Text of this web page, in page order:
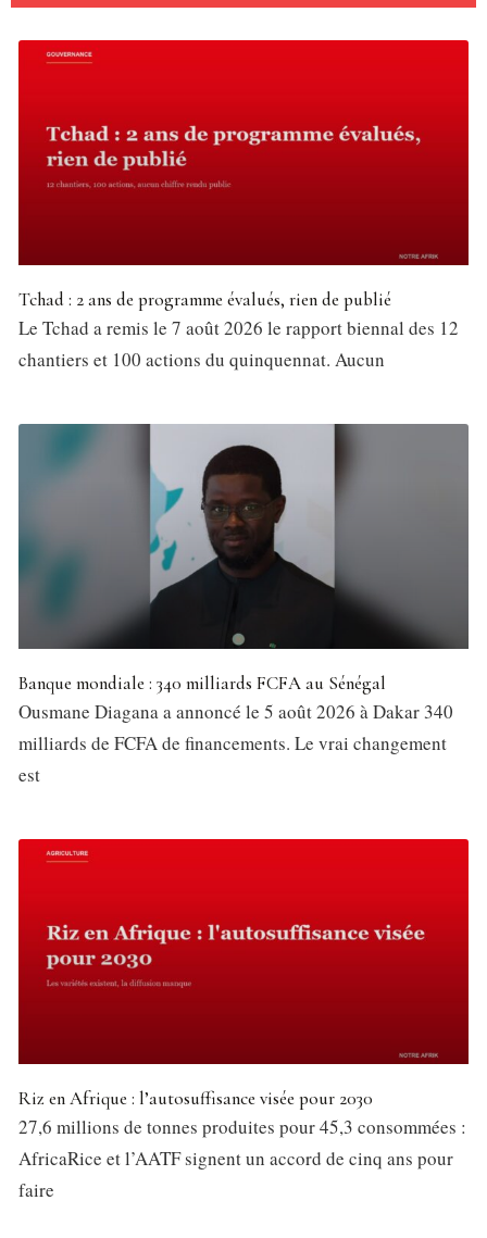
Tchad : 2 ans de programme évalués, rien de publié
Le Tchad a remis le 7 août 2026 le rapport biennal des 12
chantiers et 100 actions du quinquennat. Aucun
Banque mondiale : 340 milliards FCFA au Sénégal
Ousmane Diagana a annoncé le 5 août 2026 à Dakar 340
milliards de FCFA de financements. Le vrai changement
est
Riz en Afrique : l’autosuffisance visée pour 2030
27,6 millions de tonnes produites pour 45,3 consommées :
AfricaRice et l’AATF signent un accord de cinq ans pour
faire